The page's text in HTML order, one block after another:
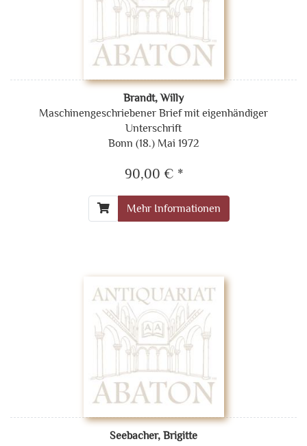
Brandt, Willy
Maschinengeschriebener Brief mit eigenhändiger
Unterschrift
Bonn (18.) Mai 1972
90,00 € *
Mehr Informationen
Seebacher, Brigitte